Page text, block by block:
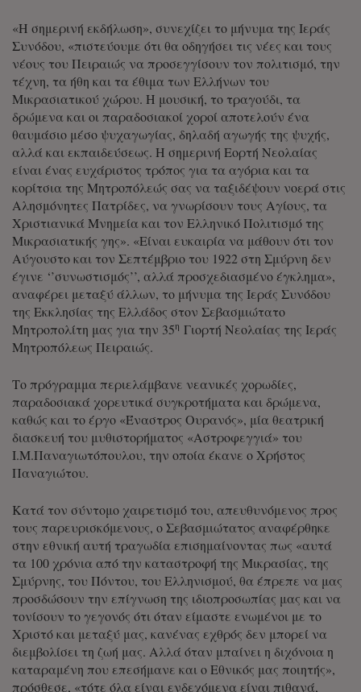
«Η σημερινή εκδήλωση», συνεχίζει το μήνυμα της Ιεράς
Συνόδου, «πιστεύουμε ότι θα οδηγήσει τις νέες και τους
νέους του Πειραιώς να προσεγγίσουν τον πολιτισμό, την
τέχνη, τα ήθη και τα έθιμα των Ελλήνων του
Μικρασιατικού χώρου. Η μουσική, το τραγούδι, τα
δρώμενα και οι παραδοσιακοί χοροί αποτελούν ένα
θαυμάσιο μέσο ψυχαγωγίας, δηλαδή αγωγής της ψυχής,
αλλά και εκπαιδεύσεως. Η σημερινή Εορτή Νεολαίας
είναι ένας ευχάριστος τρόπος για τα αγόρια και τα
κορίτσια της Μητροπόλεώς σας να ταξιδέψουν νοερά στις
Αλησμόνητες Πατρίδες, να γνωρίσουν τους Αγίους, τα
Χριστιανικά Μνημεία και τον Ελληνικό Πολιτισμό της
Μικρασιατικής γης». «Είναι ευκαιρία να μάθουν ότι τον
Αύγουστο και τον Σεπτέμβριο του 1922 στη Σμύρνη δεν
έγινε ‘’συνωστισμός’’, αλλά προσχεδιασμένο έγκλημα»,
αναφέρει μεταξύ άλλων, το μήνυμα της Ιεράς Συνόδου
της Εκκλησίας της Ελλάδος στον Σεβασμιώτατο
Μητροπολίτη μας για την 35η Γιορτή Νεολαίας της Ιεράς
Μητροπόλεως Πειραιώς.
Το πρόγραμμα περιελάμβανε νεανικές χορωδίες,
παραδοσιακά χορευτικά συγκροτήματα και δρώμενα,
καθώς και το έργο «Έναστρος Ουρανός», μία θεατρική
διασκευή του μυθιστορήματος «Αστροφεγγιά» του
Ι.Μ.Παναγιωτόπουλου, την οποία έκανε ο Χρήστος
Παναγιώτου.
Κατά τον σύντομο χαιρετισμό του, απευθυνόμενος προς
τους παρευρισκόμενους, ο Σεβασμιώτατος αναφέρθηκε
στην εθνική αυτή τραγωδία επισημαίνοντας πως «αυτά
τα 100 χρόνια από την καταστροφή της Μικρασίας, της
Σμύρνης, του Πόντου, του Ελληνισμού, θα έπρεπε να μας
προσδώσουν την επίγνωση της ιδιοπροσωπίας μας και να
τονίσουν το γεγονός ότι όταν είμαστε ενωμένοι με το
Χριστό και μεταξύ μας, κανένας εχθρός δεν μπορεί να
διεμβολίσει τη ζωή μας. Αλλά όταν μπαίνει η διχόνοια η
καταραμένη που επεσήμανε και ο Εθνικός μας ποιητής»,
πρόσθεσε, «τότε όλα είναι ενδεχόμενα είναι πιθανά,